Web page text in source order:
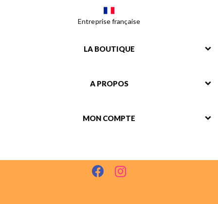
Entreprise française
LA BOUTIQUE
A PROPOS
MON COMPTE